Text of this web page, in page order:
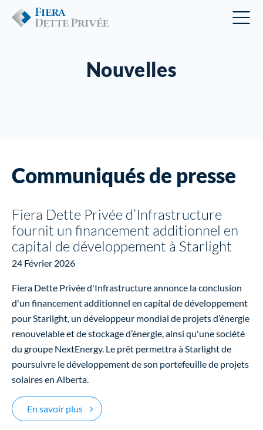
Nouvelles
Communiqués de presse
Fiera Dette Privée d’Infrastructure
fournit un financement additionnel en
capital de développement à Starlight
24 Février 2026
Fiera Dette Privée d'Infrastructure annonce la conclusion
d'un financement additionnel en capital de développement
pour Starlight, un développeur mondial de projets d’énergie
renouvelable et de stockage d’énergie, ainsi qu'une société
du groupe NextEnergy. Le prêt permettra à Starlight de
poursuivre le développement de son portefeuille de projets
solaires en Alberta.
En savoir plusFiera Dette Privée d’Infrastructure fournit